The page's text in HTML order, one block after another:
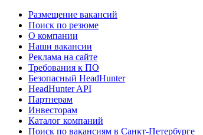
Размещение вакансий
Поиск по резюме
О компании
Наши вакансии
Реклама на сайте
Требования к ПО
Безопасный HeadHunter
HeadHunter API
Партнерам
Инвесторам
Каталог компаний
Поиск по вакансиям в Санкт-Петербурге